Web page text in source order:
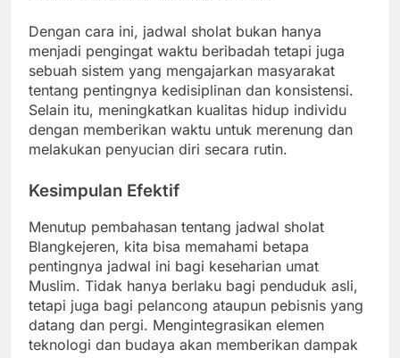
Dengan cara ini, jadwal sholat bukan hanya
menjadi pengingat waktu beribadah tetapi juga
sebuah sistem yang mengajarkan masyarakat
tentang pentingnya kedisiplinan dan konsistensi.
Selain itu, meningkatkan kualitas hidup individu
dengan memberikan waktu untuk merenung dan
melakukan penyucian diri secara rutin.
Kesimpulan Efektif
Menutup pembahasan tentang jadwal sholat
Blangkejeren, kita bisa memahami betapa
pentingnya jadwal ini bagi keseharian umat
Muslim. Tidak hanya berlaku bagi penduduk asli,
tetapi juga bagi pelancong ataupun pebisnis yang
datang dan pergi. Mengintegrasikan elemen
teknologi dan budaya akan memberikan dampak